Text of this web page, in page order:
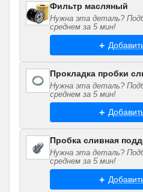
Фильтр масляный
Нужна эта деталь?
среднем за 5 мин!
Прокладка пробки
Нужна эта деталь?
среднем за 5 мин!
Пробка сливная
Нужна эта деталь?
среднем за 5 мин!